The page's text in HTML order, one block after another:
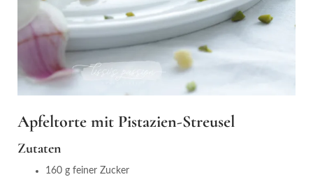
Apfeltorte mit Pistazien-Streusel
Zutaten
160 g feiner Zucker